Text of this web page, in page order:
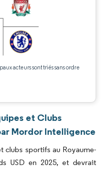
acteurs sont triés sans ordre
et Clubs
Mordor Intelligence
clubs sportifs au Royaume-
USD en 2025, et devrait